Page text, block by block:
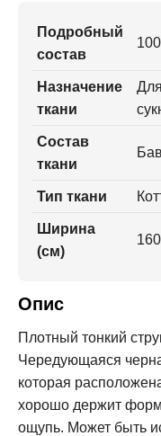
Подробный
состав
Назначение
ткани
Состав
ткани
Тип ткани
Ширина
(см)
160
Опис
Плотный тонкий
Чередующаяся
которая
хорошо держит
ощупь. Может быть